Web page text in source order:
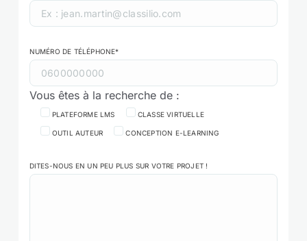
NUMÉRO DE TÉLÉPHONE*
Vous êtes à la recherche de :
PLATEFORME LMS CLASSE VIRTUELLE
OUTIL AUTEUR CONCEPTION E-LEARNING
DITES-NOUS EN UN PEU PLUS SUR VOTRE PROJET !